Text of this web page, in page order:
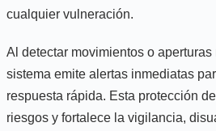
cualquier vulneración.
Al detectar movimientos o aperturas
sistema emite alertas inmediatas
respuesta rápida. Esta protección
riesgos y fortalece la vigilancia,